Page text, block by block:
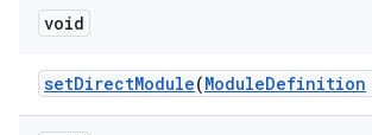
void
setDirectModule(ModuleDefinition